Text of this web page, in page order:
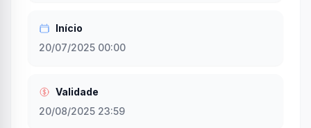
Início
20/07/2025 00:00
Validade
20/08/2025 23:59